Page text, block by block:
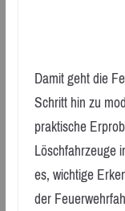
Damit geht die
Schritt hin zu
praktische
Löschfahrzeuge
es, wichtige
der